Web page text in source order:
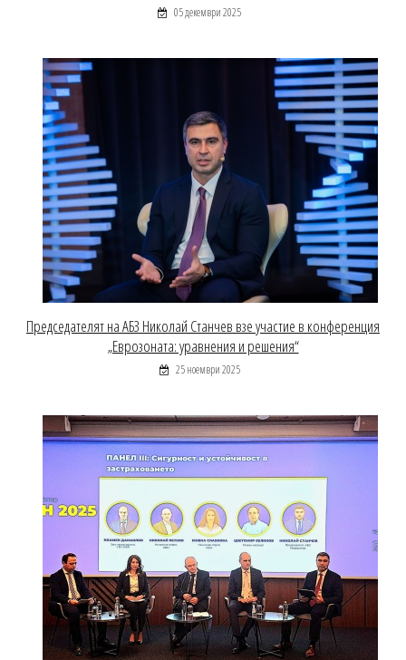
05 декември 2025
Председателят на АБЗ Николай Станчев взе участие в конференция
„Еврозоната: уравнения и решения“
25 ноември 2025